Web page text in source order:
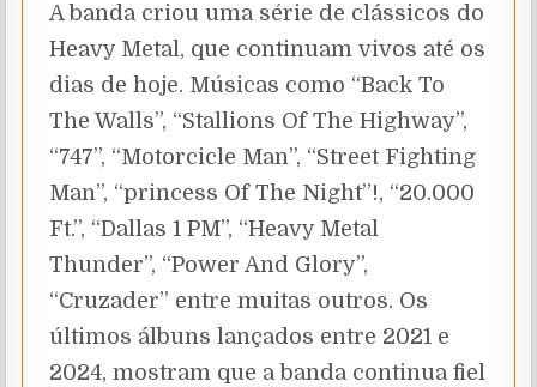
A banda criou uma série de clássicos do
Heavy Metal, que continuam vivos até os
dias de hoje. Músicas como “Back To
The Walls”, “Stallions Of The Highway”,
“747”, “Motorcicle Man”, “Street Fighting
Man”, “princess Of The Night”!, “20.000
Ft.”, “Dallas 1 PM”, “Heavy Metal
Thunder”, “Power And Glory”,
“Cruzader” entre muitas outros. Os
últimos álbuns lançados entre 2021 e
2024, mostram que a banda continua fiel